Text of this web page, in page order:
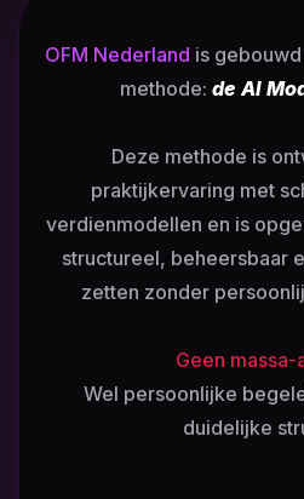
OFM Nederland is
methode: de AI
Deze methode is
praktijkervaring met
verdienmodellen en is
structureel, beheersbaar
zetten zonder
Geen massa-
Wel persoonlijke
duidelijke